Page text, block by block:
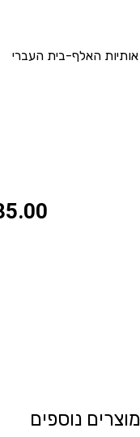
האלף-בית העברי
מוצרים נוספים